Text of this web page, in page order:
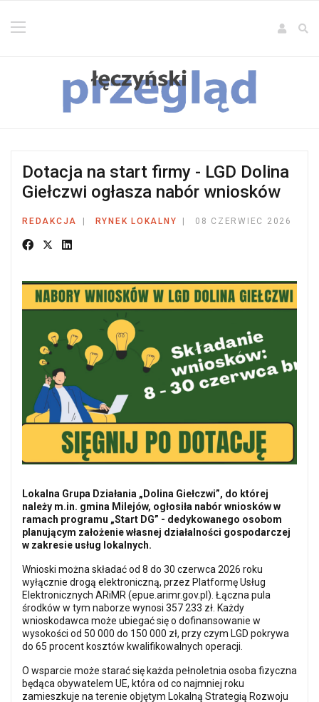
Dotacja na start firmy - LGD Dolina
Giełczwi ogłasza nabór wniosków
REDAKCJA RYNEK LOKALNY 08 CZERWIEC 2026
Lokalna Grupa Działania „Dolina Giełczwi”, do której
należy m.in. gmina Milejów, ogłosiła nabór wniosków w
ramach programu „Start DG” - dedykowanego osobom
planującym założenie własnej działalności gospodarczej
w zakresie usług lokalnych.
Wnioski można składać od 8 do 30 czerwca 2026 roku
wyłącznie drogą elektroniczną, przez Platformę Usług
Elektronicznych ARiMR (epue.arimr.gov.pl). Łączna pula
środków w tym naborze wynosi 357 233 zł. Każdy
wnioskodawca może ubiegać się o dofinansowanie w
wysokości od 50 000 do 150 000 zł, przy czym LGD pokrywa
do 65 procent kosztów kwalifikowalnych operacji.
O wsparcie może starać się każda pełnoletnia osoba fizyczna
będąca obywatelem UE, która od co najmniej roku
zamieszkuje na terenie objętym Lokalną Strategią Rozwoju